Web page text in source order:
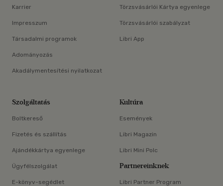
Karrier
Impresszum
Társadalmi programok
Adományozás
Akadálymentesítési nyilatkozat
Törzsvásárlói Kártya egyenlege
Törzsvásárlói szabályzat
Libri App
Szolgáltatás
Boltkereső
Fizetés és szállítás
Ajándékkártya egyenlege
Ügyfélszolgálat
E-könyv-segédlet
Kultúra
Események
Libri Magazin
Libri Mini Polc
Partnereinknek
Libri Partner Program